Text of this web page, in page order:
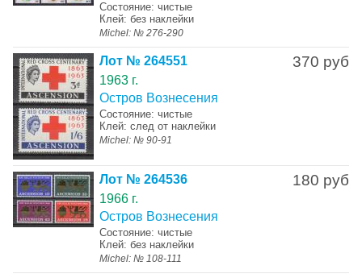
Состояние: чистые
Клей: без наклейки
Michel: № 276-290
370 руб
Лот № 264551
1963 г.
Остров Вознесения
Состояние: чистые
Клей: след от наклейки
Michel: № 90-91
180 руб
Лот № 264536
1966 г.
Остров Вознесения
Состояние: чистые
Клей: без наклейки
Michel: № 108-111